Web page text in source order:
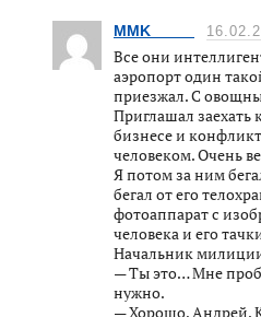
MMK_____
Все они
аэропорт один
приезжал. С
Приглашал заехать
бизнесе и
человеком. Очень
Я потом за ним
бегал от его
фотоаппарат с
человека и его
Начальник
— Ты это… Мне
нужно.
— Хорошо, Андрей.